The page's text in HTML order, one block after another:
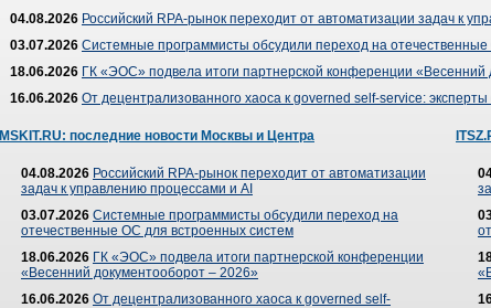
04.08.2026 Российский RPA-рынок переходит от автоматизации задач к
03.07.2026 Системные программисты обсудили переход на
18.06.2026 ГК «ЭОС» подвела итоги партнерской конференции «Весенний
16.06.2026 От децентрализованного хаоса к governed self-service:
MSKIT.RU: последние новости Москвы и Центра
04.08.2026 Российский RPA-рынок переходит от автоматизации
задач к управлению процессами и AI
03.07.2026 Системные программисты обсудили переход на
отечественные ОС для встроенных систем
18.06.2026 ГК «ЭОС» подвела итоги партнерской конференции
«Весенний документооборот – 2026»
16.06.2026 От децентрализованного хаоса к governed self-